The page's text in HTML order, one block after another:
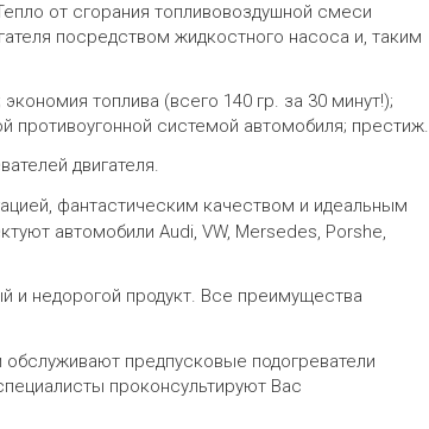
от сгорания топливовоздушной смеси
посредством жидкостного насоса и, таким
топлива (всего 140 гр. за 30 минут!);
противоугонной системой автомобиля; престиж.
двигателя.
фантастическим качеством и идеальным
автомобили Audi, VW, Mersedes, Porshe,
и недорогой продукт. Все преимущества
предпусковые подогреватели
проконсультируют Вас